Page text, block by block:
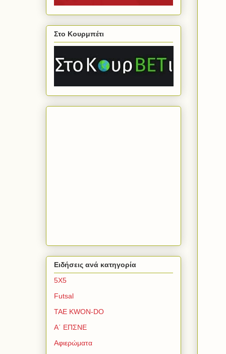
Στο Κουρμπέτι
Ειδήσεις ανά κατηγορία
5Χ5
Futsal
TAE KWON-DO
Α΄ ΕΠΣΝΕ
Αφιερώματα